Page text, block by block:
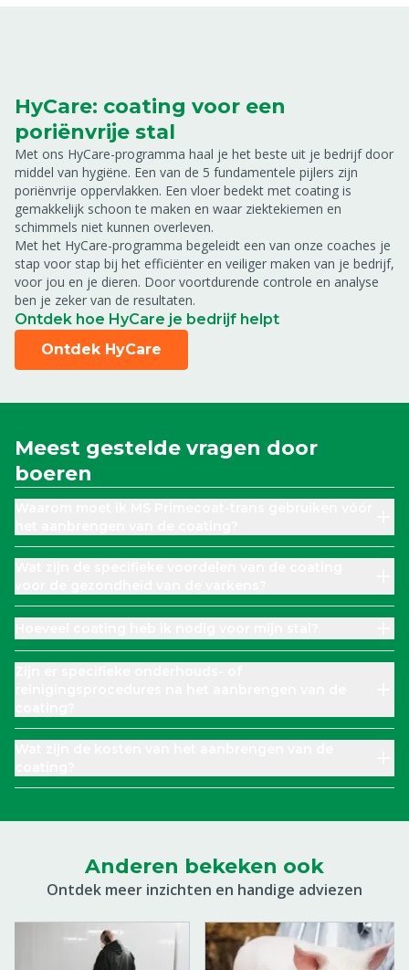
HyCare: coating voor een
poriënvrije stal
Met ons HyCare-programma haal je het beste uit je bedrijf door
middel van hygiëne. Een van de 5 fundamentele pijlers zijn
poriënvrije oppervlakken. Een vloer bedekt met coating is
gemakkelijk schoon te maken en waar ziektekiemen en
schimmels niet kunnen overleven.
Met het HyCare-programma begeleidt een van onze coaches je
stap voor stap bij het efficiënter en veiliger maken van je bedrijf,
voor jou en je dieren. Door voortdurende controle en analyse
ben je zeker van de resultaten.
Ontdek hoe HyCare je bedrijf helpt
Ontdek HyCare
Meest gestelde vragen door
boeren
Anderen bekeken ook
Ontdek meer inzichten en handige adviezen